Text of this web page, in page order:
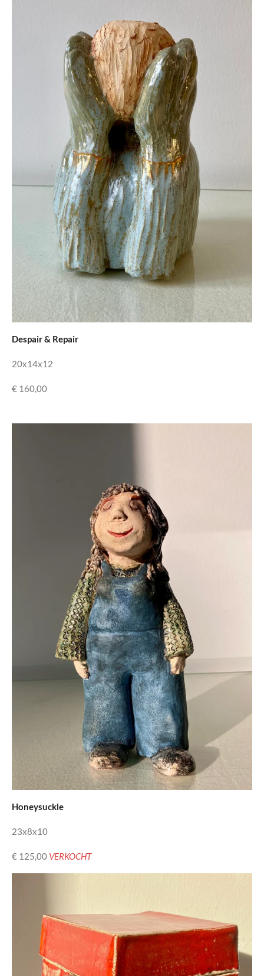
Despair & Repair
20x14x12
€ 160,00
Honeysuckle
23x8x10
€ 125,00 VERKOCHT